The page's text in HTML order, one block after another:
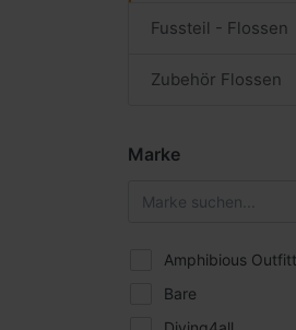
Fussteil - Flossen
Zubehör Flossen
Marke
Amphibious
Bare